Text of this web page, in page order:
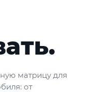
матрицу для
от